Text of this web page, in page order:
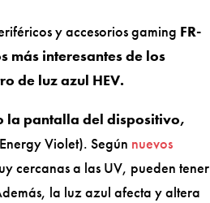
y accesorios gaming FR-
más interesantes de los
de luz azul HEV.
la pantalla del dispositivo,
Violet). Según nuevos
cercanas a las UV, pueden tener
la luz azul afecta y altera